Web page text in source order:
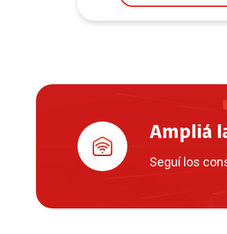
Ampliá
Seguí los